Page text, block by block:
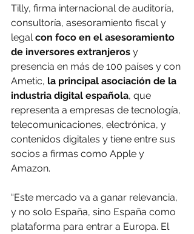
Tilly, firma internacional de auditoría,
consultoría, asesoramiento fiscal y
legal con foco en el asesoramiento
de inversores extranjeros y
presencia en más de 100 países y con
Ametic, la principal asociación de la
industria digital española, que
representa a empresas de tecnología,
telecomunicaciones, electrónica, y
contenidos digitales y tiene entre sus
socios a firmas como Apple y
Amazon.
“Este mercado va a ganar relevancia,
y no solo España, sino España como
plataforma para entrar a Europa. El